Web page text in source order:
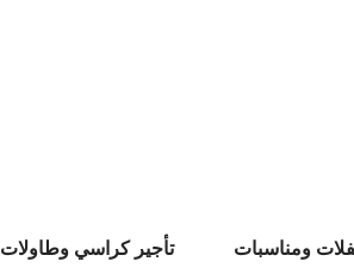
ومناسبات تأجير كراسي وطاولات